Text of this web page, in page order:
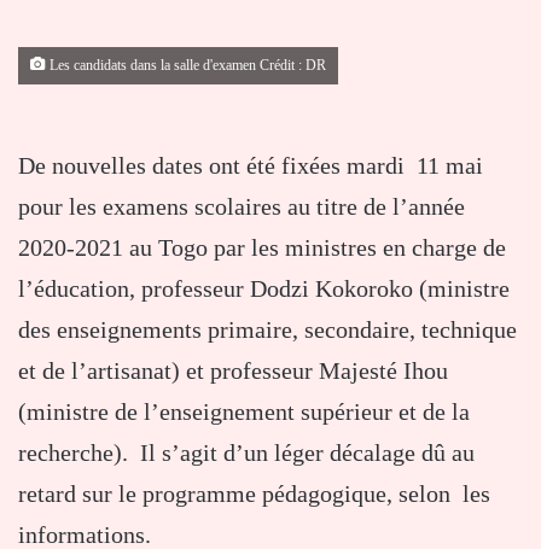
Les candidats dans la salle d'examen Crédit : DR
De nouvelles dates ont été fixées mardi 11 mai
pour les examens scolaires au titre de l’année
2020-2021 au Togo par les ministres en charge de
l’éducation, professeur Dodzi Kokoroko (ministre
des enseignements primaire, secondaire, technique
et de l’artisanat) et professeur Majesté Ihou
(ministre de l’enseignement supérieur et de la
recherche). Il s’agit d’un léger décalage dû au
retard sur le programme pédagogique, selon les
informations.